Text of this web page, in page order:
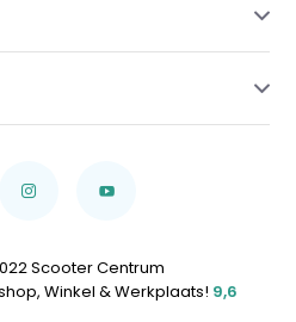
Scooter Centrum
Winkel & Werkplaats! 9,6